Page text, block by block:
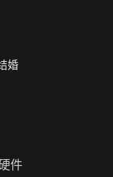
婚
件